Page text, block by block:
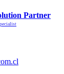
Partner